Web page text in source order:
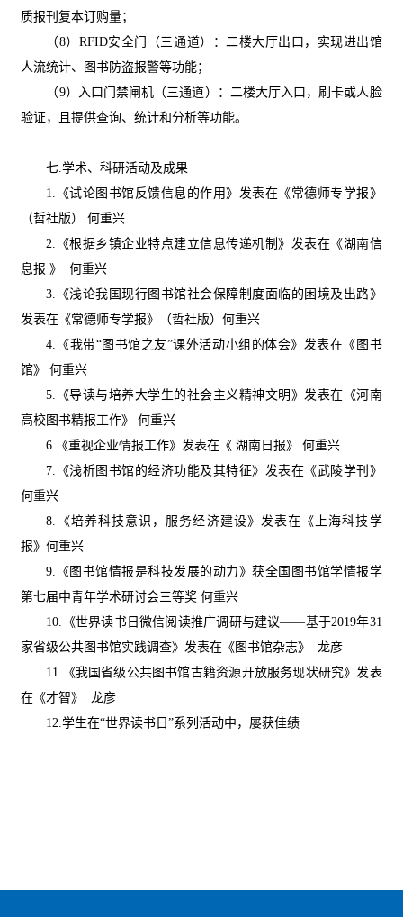
质报刊复本订购量；
（8）RFID安全门（三通道）：二楼大厅出口，实现进出馆
人流统计、图书防盗报警等功能；
（9）入口门禁闸机（三通道）：二楼大厅入口，刷卡或人脸
验证，且提供查询、统计和分析等功能。
七.学术、科研活动及成果
1.《试论图书馆反馈信息的作用》发表在《常德师专学报》
（哲社版） 何重兴
2.《根据乡镇企业特点建立信息传递机制》发表在《湖南信
息报 》 何重兴
3.《浅论我国现行图书馆社会保障制度面临的困境及出路》
发表在《常德师专学报》（哲社版）何重兴
4.《我带“图书馆之友”课外活动小组的体会》发表在《图书
馆》 何重兴
5.《导读与培养大学生的社会主义精神文明》发表在《河南
高校图书精报工作》 何重兴
6.《重视企业情报工作》发表在《 湖南日报》 何重兴
7.《浅析图书馆的经济功能及其特征》发表在《武陵学刊》
何重兴
8.《培养科技意识，服务经济建设》 发表在 《上海科技学
报》何重兴
9.《图书馆情报是科技发展的动力》获全国图书馆学情报学
第七届中青年学术研讨会三等奖 何重兴
10.《世界读书日微信阅读推广调研与建议——基于2019年31
家省级公共图书馆实践调查》发表在《图书馆杂志》 龙彦
11.《我国省级公共图书馆古籍资源开放服务现状研究》发表
在《才智》 龙彦
12.学生在“世界读书日”系列活动中，屡获佳绩